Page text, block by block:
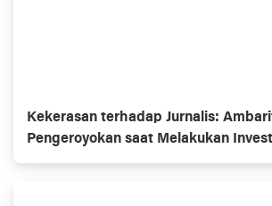
Kekerasan terhadap Jurnalis:
Pengeroyokan saat Melakukan